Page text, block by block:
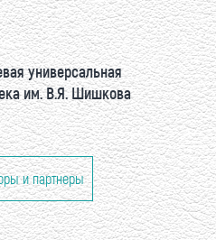
универсальная
им. В.Я. Шишкова
и партнеры